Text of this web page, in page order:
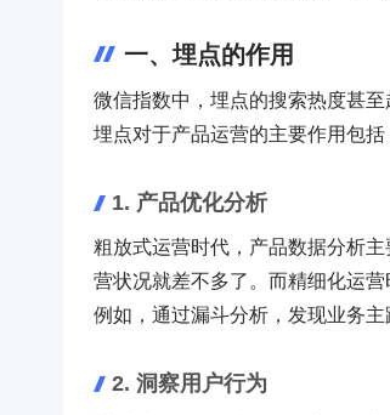
一、埋点的作用
微信指数中，埋点的搜索热度甚
埋点对于产品运营的主要作用包括
1. 产品优化分析
粗放式运营时代，产品数据分析
营状况就差不多了。而精细化运
例如，通过漏斗分析，发现业务
2. 洞察用户行为